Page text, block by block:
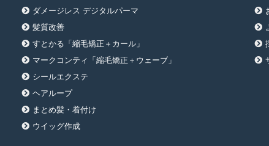
ダメージレス デジタルパーマ
髪質改善
すとかる「縮毛矯正＋カール」
マークコンティ「縮毛矯正＋ウェーブ」
シールエクステ
ヘアループ
まとめ髪・着付け
ウイッグ作成